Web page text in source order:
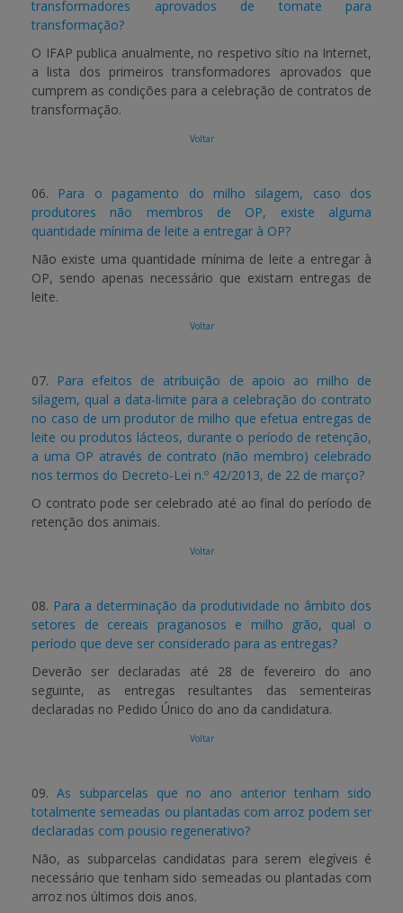
transformadores aprovados de tomate para
transformação?
O IFAP publica anualmente, no respetivo sítio na Internet,
a lista dos primeiros transformadores aprovados que
cumprem as condições para a celebração de contratos de
transformação.
Voltar
06. Para o pagamento do milho silagem, caso dos
produtores não membros de OP, existe alguma
quantidade mínima de leite a entregar à OP?
Não existe uma quantidade mínima de leite a entregar à
OP, sendo apenas necessário que existam entregas de
leite.
Voltar
07. Para efeitos de atribuição de apoio ao milho de
silagem, qual a data-limite para a celebração do contrato
no caso de um produtor de milho que efetua entregas de
leite ou produtos lácteos, durante o período de retenção,
a uma OP através de contrato (não membro) celebrado
nos termos do Decreto-Lei n.º 42/2013, de 22 de março?
O contrato pode ser celebrado até ao final do período de
retenção dos animais.
Voltar
08. Para a determinação da produtividade no âmbito dos
setores de cereais praganosos e milho grão, qual o
período que deve ser considerado para as entregas?
Deverão ser declaradas até 28 de fevereiro do ano
seguinte, as entregas resultantes das sementeiras
declaradas no Pedido Único do ano da candidatura.
Voltar
09. As subparcelas que no ano anterior tenham sido
totalmente semeadas ou plantadas com arroz podem ser
declaradas com pousio regenerativo?
Não, as subparcelas candidatas para serem elegíveis é
necessário que tenham sido semeadas ou plantadas com
arroz nos últimos dois anos.